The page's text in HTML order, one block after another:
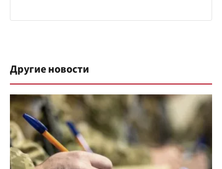
Другие новости